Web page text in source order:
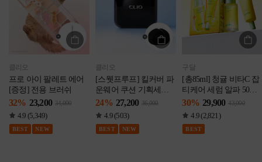
클리오
프로 아이 팔레트 에어
[증정] 전용 브러쉬
32% 23,200 34,000
4.9 (5,349)
BEST NEW
클리오
[스웻프루프] 킬커버 파
운웨어 쿠션 기획세트
[본품+리필] [증정] 퍼프
24% 27,200 36,000
4.9 (503)
BEST NEW
구달
[총85ml] 청귤 비타C 잡
티케어 세럼 알파 50ml
기획
30% 29,900 43,000
4.9 (2,821)
BEST